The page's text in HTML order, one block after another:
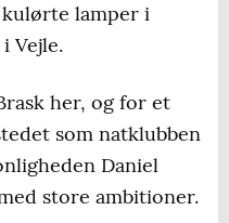
lamper i
Vejle.
her, og for et
som natklubben
Daniel
store ambitioner.